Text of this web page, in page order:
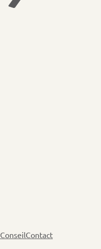
ConseilContact